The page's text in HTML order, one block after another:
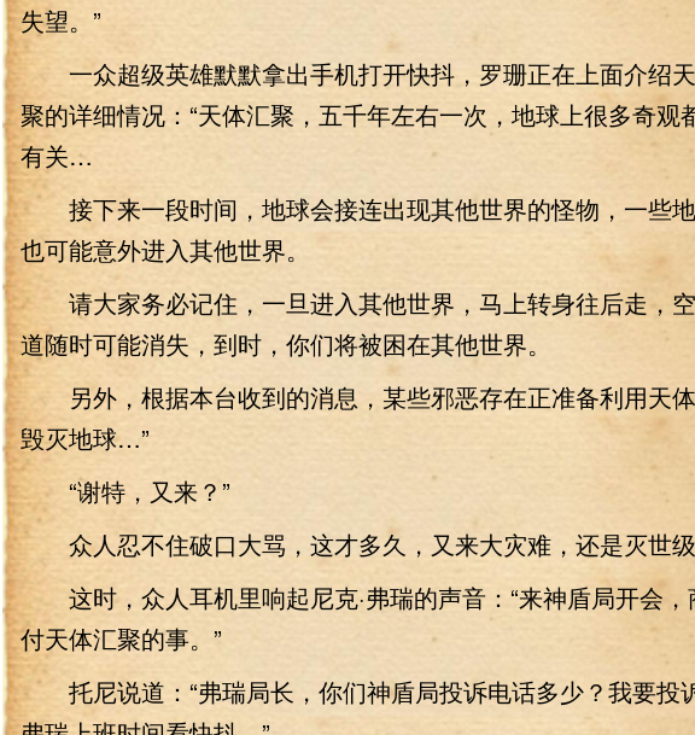
失望。”
一众超级英雄默默拿出手机打开快抖，罗珊正在上面介绍
聚的详细情况：“天体汇聚，五千年左右一次，地球上很多奇观
有关…
接下来一段时间，地球会接连出现其他世界的怪物，一些
也可能意外进入其他世界。
请大家务必记住，一旦进入其他世界，马上转身往后走，
道随时可能消失，到时，你们将被困在其他世界。
另外，根据本台收到的消息，某些邪恶存在正准备利用天
毁灭地球…”
“谢特，又来？”
众人忍不住破口大骂，这才多久，又来大灾难，还是灭世
这时，众人耳机里响起尼克·弗瑞的声音：“来神盾局开会，
付天体汇聚的事。”
托尼说道：“弗瑞局长，你们神盾局投诉电话多少？我要投